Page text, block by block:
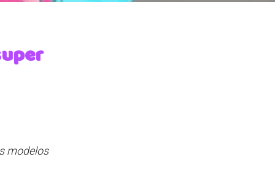
modelos